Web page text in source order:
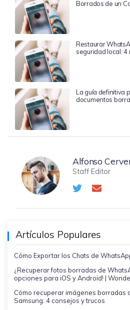
Borrados de un
Restaurar
seguridad local:
La guía definitiva
documentos
Alfonso
Staff Editor
Artículos Populares
Cómo Exportar los Chats de
¿Recuperar fotos borradas de
opciones para iOS y Android! |
Cómo recuperar imágenes borradas
Samsung: 4 consejos y trucos